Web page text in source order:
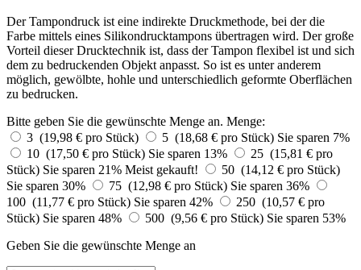
Der Tampondruck ist eine indirekte Druckmethode, bei der die
Farbe mittels eines Silikondrucktampons übertragen wird. Der große
Vorteil dieser Drucktechnik ist, dass der Tampon flexibel ist und sich
dem zu bedruckenden Objekt anpasst. So ist es unter anderem
möglich, gewölbte, hohle und unterschiedlich geformte Oberflächen
zu bedrucken.
Bitte geben Sie die gewünschte Menge an. Menge:
3 (19,98 € pro Stück)
5 (18,68 € pro Stück) Sie sparen 7%
10 (17,50 € pro Stück) Sie sparen 13%
25 (15,81 € pro
Stück) Sie sparen 21% Meist gekauft!
50 (14,12 € pro Stück)
Sie sparen 30%
75 (12,98 € pro Stück) Sie sparen 36%
100 (11,77 € pro Stück) Sie sparen 42%
250 (10,57 € pro
Stück) Sie sparen 48% 500 (9,56 € pro Stück) Sie sparen 53%
Geben Sie die gewünschte Menge an